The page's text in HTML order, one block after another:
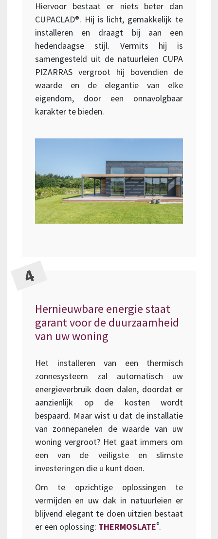
Hiervoor bestaat er niets beter dan
CUPACLAD®. Hij is licht, gemakkelijk te
installeren en draagt bij aan een
hedendaagse stijl. Vermits hij is
samengesteld uit de natuurleien CUPA
PIZARRAS vergroot hij bovendien de
waarde en de elegantie van elke
eigendom, door een onnavolgbaar
karakter te bieden.
Hernieuwbare energie staat
garant voor de duurzaamheid
van uw woning
Het installeren van een thermisch
zonnesysteem zal automatisch uw
energieverbruik doen dalen, doordat er
aanzienlijk op de kosten wordt
bespaard. Maar wist u dat de installatie
van zonnepanelen de waarde van uw
woning vergroot? Het gaat immers om
een van de veiligste en slimste
investeringen die u kunt doen.
Om te opzichtige oplossingen te
vermijden en uw dak in natuurleien er
blijvend elegant te doen uitzien bestaat
er een oplossing: THERMOSLATE®.